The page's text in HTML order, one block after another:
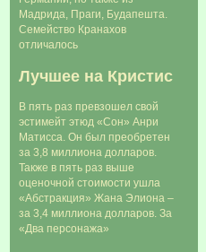
Мадрида, Праги, Будапешта.
Семейство Кранахов
отличалось
Лучшее на Кристис
В пять раз превзошел свой
эстимейт этюд «Сон» Анри
Матисса. Он был преобретен
за 3,8 миллиона долларов.
Также в пять раз выше
оценочной стоимости ушла
«Абстракция» Жана Элиона –
за 3,4 миллиона долларов. За
«Два персонажа»